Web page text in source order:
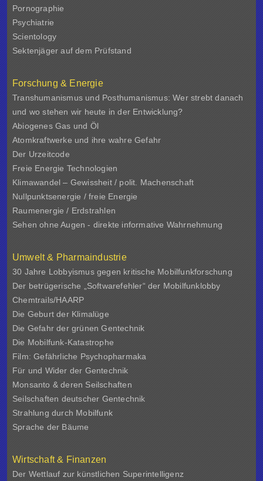
Pornographie
Psychiatrie
Scientology
Sektenjäger auf dem Prüfstand
Forschung & Energie
Transhumanismus und Posthumanismus: Wer strebt danach
und wo stehen wir heute in der Entwicklung?
Abiogenes Gas und Öl
Atomkraftwerke und ihre wahre Gefahr
Der Urzeitcode
Freie Energie Technologien
Klimawandel – Gewissheit / polit. Machenschaft
Nullpunktsenergie / freie Energie
Raumenergie / Erdstrahlen
Sehen ohne Augen - direkte informative Wahrnehmung
Umwelt & Pharmaindustrie
30 Jahre Lobbyismus gegen kritische Mobilfunkforschung
Der betrügerische „Softwarefehler“ der Mobilfunklobby
Chemtrails/HAARP
Die Geburt der Klimalüge
Die Gefahr der grünen Gentechnik
Die Mobilfunk-Katastrophe
Film: Gefährliche Psychopharmaka
Für und Wider der Gentechnik
Monsanto & deren Seilschaften
Seilschaften deutscher Gentechnik
Strahlung durch Mobilfunk
Sprache der Bäume
Wirtschaft & Finanzen
Der Wettlauf zur künstlichen Superintelligenz